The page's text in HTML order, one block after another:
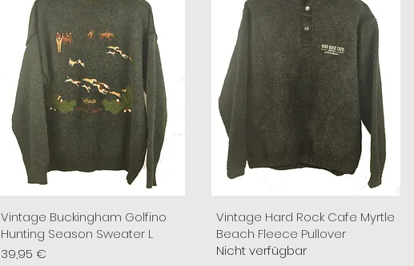
Vintage Buckingham Golfino
Hunting Season Sweater L
Preis
39,95 €
Vintage Hard Rock Cafe Myrtle
Beach Fleece Pullover
Nicht verfügbar